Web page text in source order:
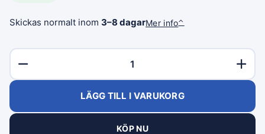
Skickas normalt inom 3–8 dagarMer info⌃
LÄGG TILL I VARUKORG
KÖP NU